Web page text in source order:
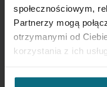
społecznościowym,
Partnerzy mogą
otrzymanymi od
korzystania z ich usług.
Subskrybuj
nasz
newsletter: